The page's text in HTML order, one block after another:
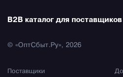
B2B каталог для
© «ОптСбыт.Ру», 2026
Поставщики